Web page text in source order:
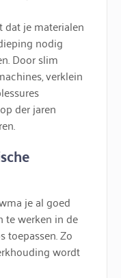
dat je materialen
nodig
Door slim
verklein
der jaren
je al goed
te werken in de
toepassen. Zo
wordt